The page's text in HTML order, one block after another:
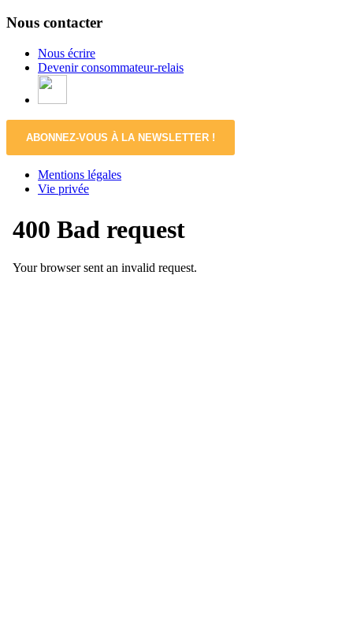
Nous contacter
Nous écrire
Devenir consommateur-relais
ABONNEZ-VOUS À LA NEWSLETTER !
Mentions légales
Vie privée